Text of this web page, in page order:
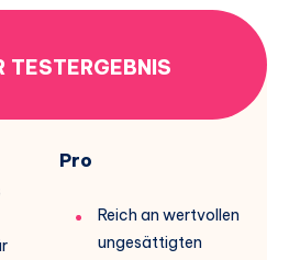
TESTERGEBNIS
Pro
Reich an wertvollen
ungesättigten